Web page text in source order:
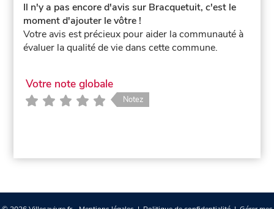
Il n'y a pas encore d'avis sur Bracquetuit, c'est le
moment d'ajouter le vôtre !
Votre avis est précieux pour aider la communauté à
évaluer la qualité de vie dans cette commune.
Votre note globale
Notez